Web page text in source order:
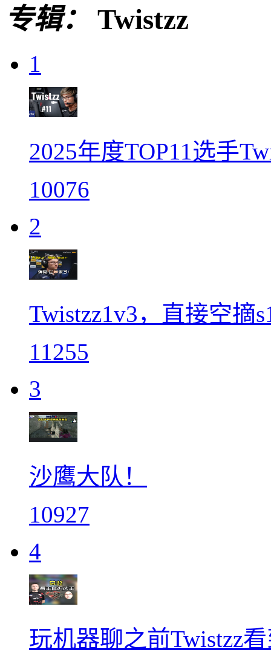
专辑： Twistzz
1
2025年度TOP11选手
10076
2
Twistzz1v3，直接空摘
11255
3
沙鹰大队！
10927
4
玩机器聊之前Twistzz